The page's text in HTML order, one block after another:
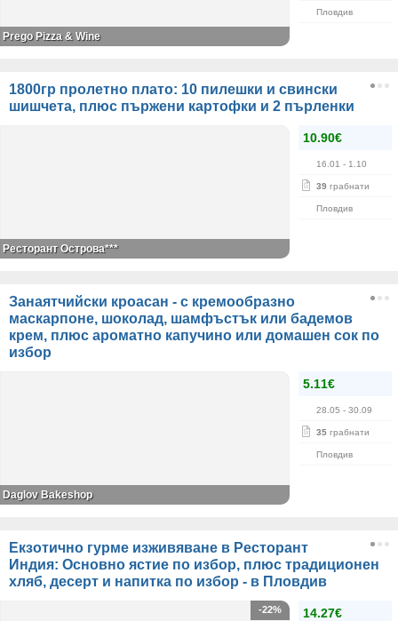
Пловдив
Prego Pizza & Wine
1800гр пролетно плато: 10 пилешки и свински
шишчета, плюс пържени картофки и 2 пърленки
10.90€
16.01 - 1.10
39 грабнати
Пловдив
Ресторант Острова***
Занаятчийски кроасан - с кремообразно
маскарпоне, шоколад, шамфъстък или бадемов
крем, плюс ароматно капучино или домашен сок по
избор
5.11€
28.05 - 30.09
35 грабнати
Пловдив
Daglov Bakeshop
Екзотично гурме изживяване в Ресторант
Индия: Основно ястие по избор, плюс традиционен
хляб, десерт и напитка по избор - в Пловдив
14.27€
-22%